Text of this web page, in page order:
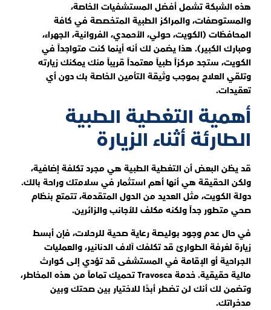
هذه الشبكة تشمل أفضل المستشفيات الخاصة،
والمستوصفات، والمراكز الطبية المتخصصة في كافة
المحافظات (الكويت، حولي، الأحمدي، الفروانية، الجهراء،
ومبارك الكبير). هذا يضمن لك أنه أينما كنت متواجداً في
الكويت، ستجد مركزاً طبياً معتمداً قريباً منك يمكنك زيارته
وتلقي العلاج بموجب وثيقة التأمين الخاصة بك دون أي
تعقيدات.
أهمية التغطية الطبية
الطارئة أثناء الزيارة
قد يظن البعض أن التغطية الطبية هي مجرد تكلفة إضافية،
ولكن الحقيقة هي أنها أهم استثمار في سلامتك وراحة بالك.
دولة الكويت، مثل العديد من الدول المتقدمة، تتمتع بنظام
صحي متطور جداً ولكنه مكلف للأجانب والزائرين.
في حال عدم وجود بوليصة رعاية صحية للرحلات، فإن أبسط
زيارة لغرفة الطوارئ قد تكلفك آلاف الدنانير، والعمليات
الجراحية أو الإقامة في المستشفى قد تؤدي إلى كوارث
مالية حقيقية. خدمة Travosca تحميك تماماً من هذه المخاطر،
وتضمن لك أنك لن تضطر أبدًا للاختيار بين صحتك وبين
مدخراتك.